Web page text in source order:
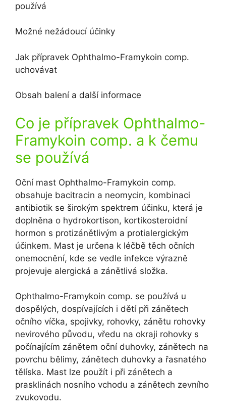
používá
Možné nežádoucí účinky
Jak přípravek Ophthalmo-Framykoin comp.
uchovávat
Obsah balení a další informace
Co je přípravek Ophthalmo-
Framykoin comp. a k čemu
se používá
Oční mast Ophthalmo-Framykoin comp.
obsahuje bacitracin a neomycin, kombinaci
antibiotik se širokým spektrem účinku, která je
doplněna o hydrokortison, kortikosteroidní
hormon s protizánětlivým a protialergickým
účinkem. Mast je určena k léčbě těch očních
onemocnění, kde se vedle infekce výrazně
projevuje alergická a zánětlivá složka.
Ophthalmo-Framykoin comp. se používá u
dospělých, dospívajících i dětí při zánětech
očního víčka, spojivky, rohovky, zánětu rohovky
nevirového původu, vředu na okraji rohovky s
počínajícím zánětem oční duhovky, zánětech na
povrchu bělimy, zánětech duhovky a řasnatého
tělíska. Mast lze použít i při zánětech a
prasklinách nosního vchodu a zánětech zevního
zvukovodu.